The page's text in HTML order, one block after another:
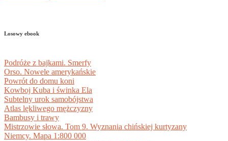
Losowy ebook
Podróże z bajkami. Smerfy
Orso. Nowele amerykańskie
Powrót do domu koni
Kowboj Kuba i świnka Ela
Subtelny urok samobójstwa
Atlas lękliwego mężczyzny
Bambusy i trawy
Mistrzowie słowa. Tom 9. Wyznania chińskiej kurtyzany
Niemcy. Mapa 1:800 000